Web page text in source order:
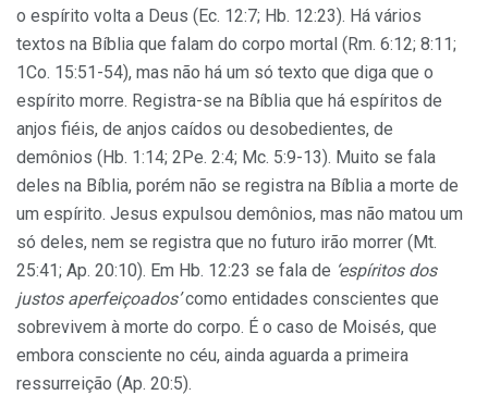
o espírito volta a Deus (Ec. 12:7; Hb. 12:23). Há vários
textos na Bíblia que falam do corpo mortal (Rm. 6:12; 8:11;
1Co. 15:51-54), mas não há um só texto que diga que o
espírito morre. Registra-se na Bíblia que há espíritos de
anjos fiéis, de anjos caídos ou desobedientes, de
demônios (Hb. 1:14; 2Pe. 2:4; Mc. 5:9-13). Muito se fala
deles na Bíblia, porém não se registra na Bíblia a morte de
um espírito. Jesus expulsou demônios, mas não matou um
só deles, nem se registra que no futuro irão morrer (Mt.
25:41; Ap. 20:10). Em Hb. 12:23 se fala de ‘espíritos dos
justos aperfeiçoados’como entidades conscientes que
sobrevivem à morte do corpo. É o caso de Moisés, que
embora consciente no céu, ainda aguarda a primeira
ressurreição (Ap. 20:5).